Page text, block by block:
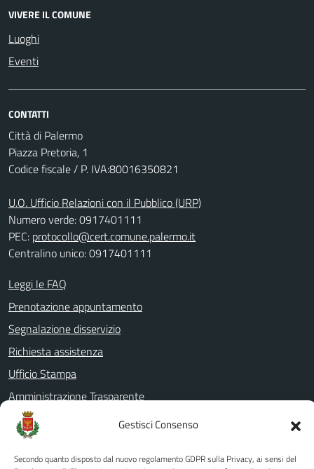
Gestisci Consenso
Secondo quanto disposto dal nuovo regolamento GDPR sulla Privacy, ai sensi del
VIVERE IL COMUNE
Luoghi
Eventi
CONTATTI
Città di Palermo
Piazza Pretoria, 1
Codice fiscale / P. IVA:80016350821
U.O. Ufficio Relazioni con il Pubblico (URP)
Numero verde: 0917401111
PEC: protocollo@cert.comune.palermo.it
Centralino unico: 0917401111
Leggi le FAQ
Prenotazione appuntamento
Segnalazione disservizio
Richiesta assistenza
Ufficio Stampa
Amministrazione Trasparente
Albo pretorio
Informativa privacy
Note legali